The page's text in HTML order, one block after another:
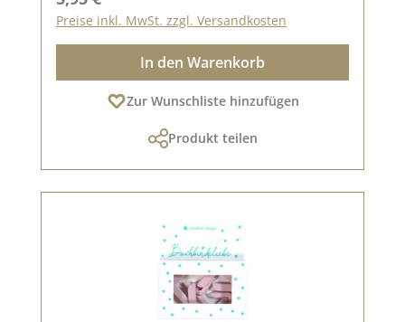
Preise inkl. MwSt. zzgl. Versandkosten
In den Warenkorb
Zur Wunschliste hinzufügen
Produkt teilen